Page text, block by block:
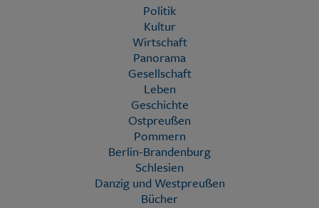
Politik
Kultur
Wirtschaft
Panorama
Gesellschaft
Leben
Geschichte
Ostpreußen
Pommern
Berlin-Brandenburg
Schlesien
Danzig und Westpreußen
Bücher